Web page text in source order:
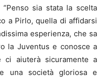
sia stata la scelta
a Pirlo, quella di affidarsi
esperienza, che sa
la Juventus e conosce a
ci aiuterà sicuramente a
una società gloriosa e